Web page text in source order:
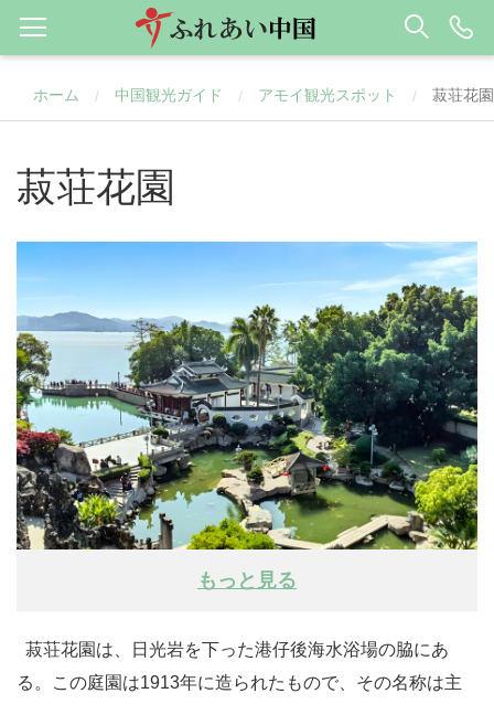
ホーム / 中国観光ガイド / アモイ観光スポット / 菽荘花園
菽荘花園
もっと見る
菽荘花園は、日光岩を下った港仔後海水浴場の脇にあ
る。この庭園は1913年に造られたもので、その名称は主